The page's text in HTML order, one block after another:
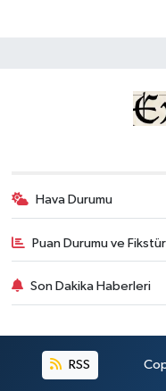
Hava Durumu
Puan Durumu ve Fikstür
Son Dakika Haberleri
RSS